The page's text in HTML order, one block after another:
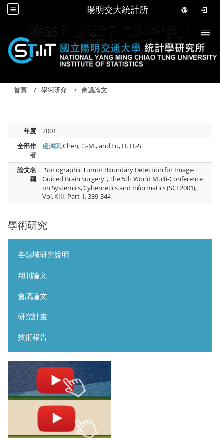
陽明交大統計所
學術研究
各領域研究說明
期刊論文
會議論文
研究計畫
技術報告
首頁 學術研究 會議論文
年度
2001
全部作
者
盧鴻興,Chen, C.-M., and Lu, H. H.-S.
論文名
稱
"Sonographic Tumor Boundary Detection for Image-
Guided Brain Surgery", The 5th World Multi-Conference
on Systemics, Cybernetics and Informatics (SCI 2001),
Vol. XIII, Part II, 339-344.